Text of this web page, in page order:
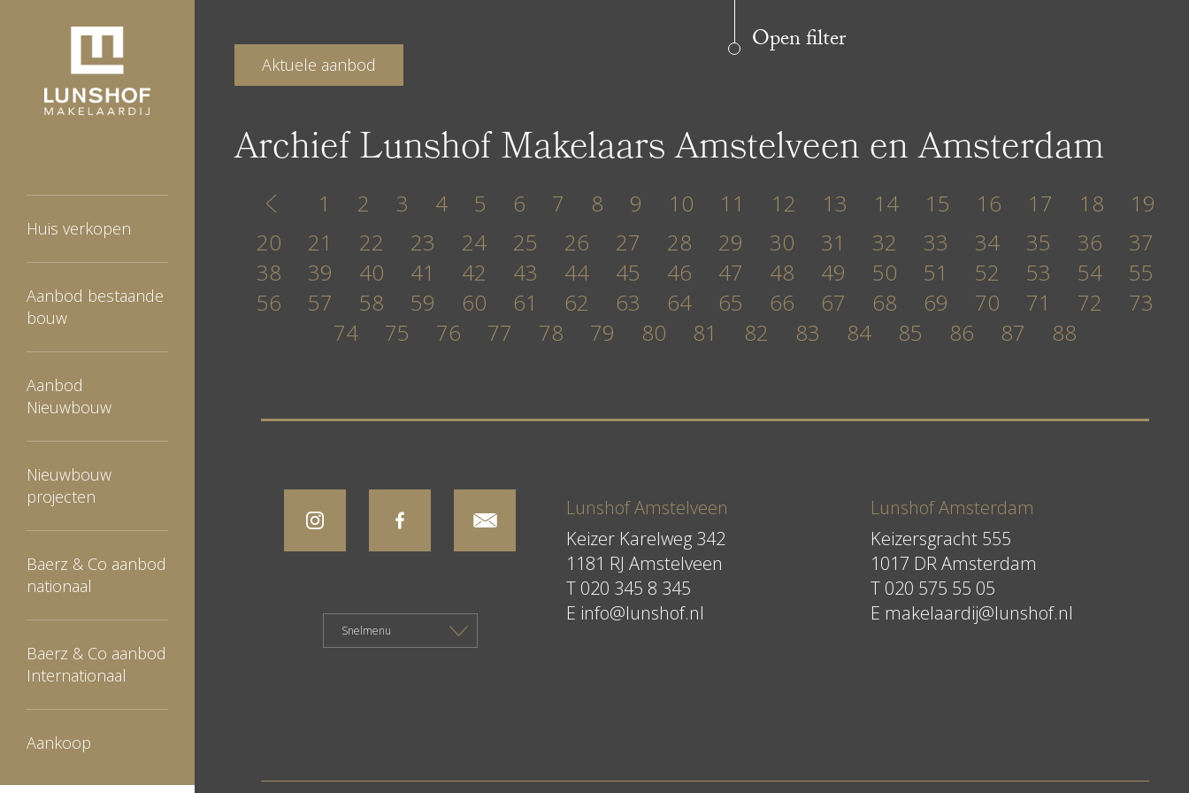
Huis verkopen
Aanbod bestaande
bouw
Aanbod
Nieuwbouw
Nieuwbouw
projecten
Baerz & Co aanbod
nationaal
Baerz & Co aanbod
Internationaal
Aankoop
Aktuele aanbod
Open filter
Archief Lunshof Makelaars Amstelveen en Amsterdam
1 2 3 4 5 6 7 8 9 10 11 12 13 14 15 16 17 18
19
20
21 22 23 24 25 26 27 28 29 30 31 32 33 34 35 36
37
38
39 40 41 42 43 44 45 46 47 48 49 50 51 52 53 54
55
56
57 58 59 60 61 62 63 64 65 66 67 68 69 70 71 72
73
74
75 76 77 78 79 80 81 82 83 84 85 86 87 88
Lunshof Amstelveen
Keizer Karelweg 342
1181 RJ Amstelveen
T 020 345 8 345
E info@lunshof.nl
Lunshof Amsterdam
Keizersgracht 555
1017 DR Amsterdam
T 020 575 55 05
E makelaardij@lunshof.nl